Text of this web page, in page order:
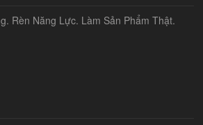
Rèn Năng Lực. Làm Sản Phẩm Thật.